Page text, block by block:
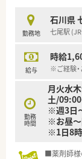
■充実し
があるの
勤務地
石川県
七尾駅
給与
時給
※ご経験
勤務
時間
月火水
土/
※週3日
※お昼～
※1日8
■薬剤師様